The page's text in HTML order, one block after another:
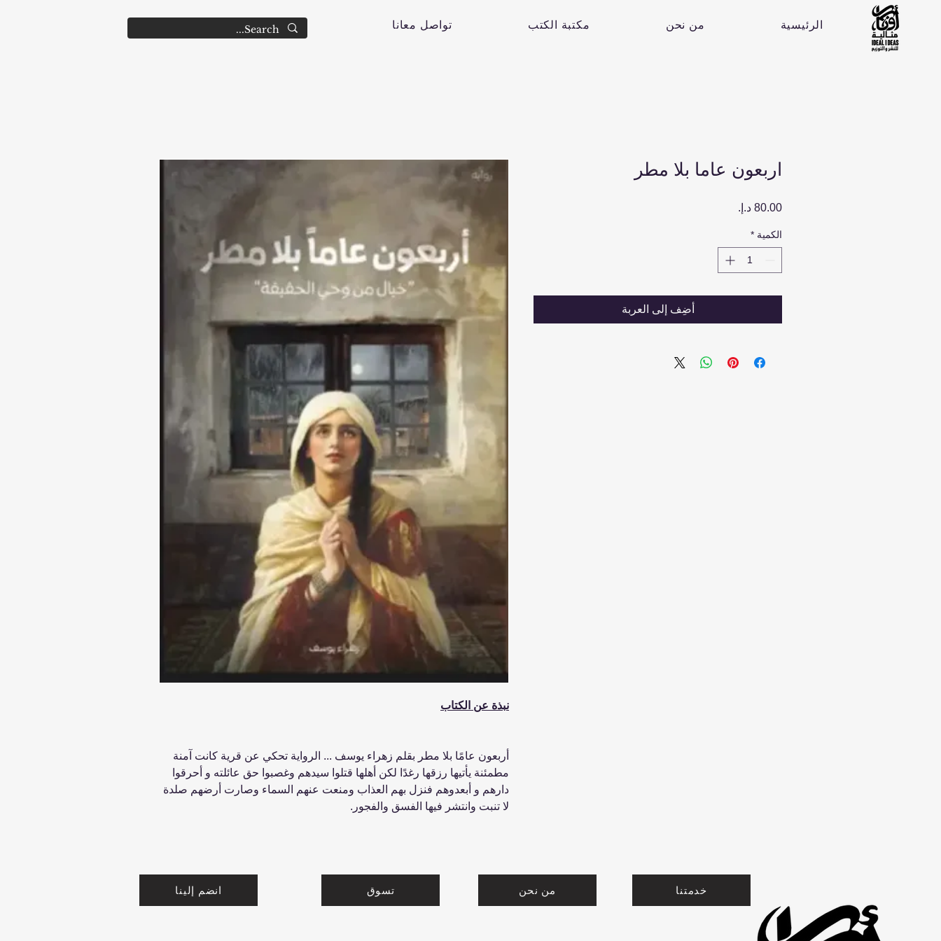
تواصل معانا مكتبة الكتب من نحن الرئيسية
نبذة عن الكتاب
أربعون عامًا بلا مطر بقلم زهراء يوسف ... الرواية تحكي عن قرية كانت آمنة
مطمئنة يأتيها رزقها رغدًا لكن أهلها قتلوا سيدهم وغصبوا حق عائلته و أحرقوا
دارهم و أبعدوهم فنزل بهم العذاب ومنعت عنهم السماء وصارت أرضهم صلدة
لا تنبت وانتشر فيها الفسق والفجور.
اربعون عاما بلا مطر
الكمية *
أضِف إلى العربة
انضم إلينا تسوق من نحن خدمتنا